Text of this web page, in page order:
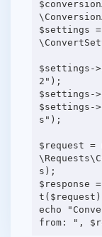
$settings =
$settings-
2");
$settings-
$settings-
s");
$request =
s);
$response
echo